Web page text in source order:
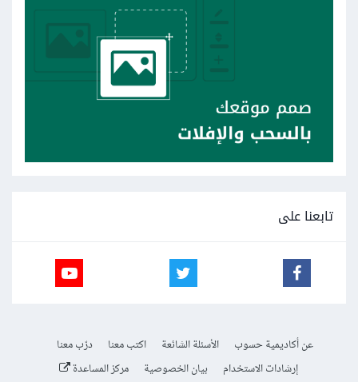
تابعنا على
عن أكاديمية حسوب الأسئلة الشائعة اكتب معنا
درّب معنا
إرشادات الاستخدام
بيان الخصوصية مركز المساعدة